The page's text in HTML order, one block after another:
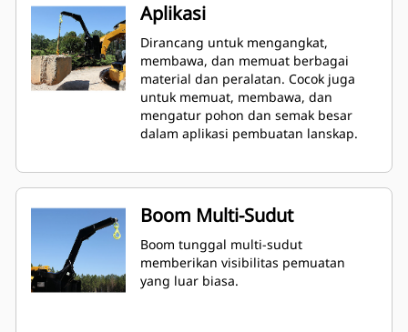
Aplikasi
Dirancang untuk mengangkat,
membawa, dan memuat berbagai
material dan peralatan. Cocok juga
untuk memuat, membawa, dan
mengatur pohon dan semak besar
dalam aplikasi pembuatan lanskap.
Boom Multi-Sudut
Boom tunggal multi-sudut
memberikan visibilitas pemuatan
yang luar biasa.